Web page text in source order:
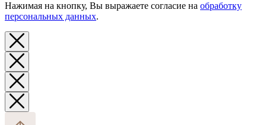
Нажимая на кнопку, Вы выражаете согласие на обработку
персональных данных.